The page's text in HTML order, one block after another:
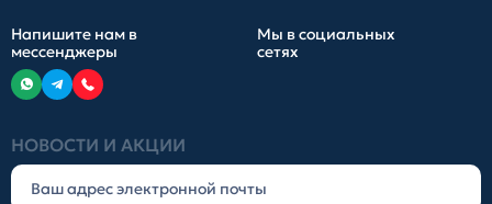
НОВОСТИ И АКЦИИ
Напишите нам в
мессенджеры
Мы в социальных
сетях